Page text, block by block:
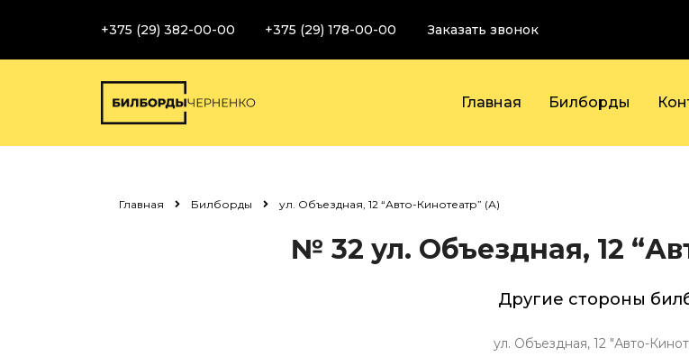
+375 (29) 382-00-00 +375 (29) 178-00-00 Заказать звонок
Главная Билборды
Главная Билборды ул. Объездная, 12 “Авто-Кинотеатр” (А)
№ 32 ул. Объездная, 12
Другие стороны
ул. Объездная, 12 "Авто-